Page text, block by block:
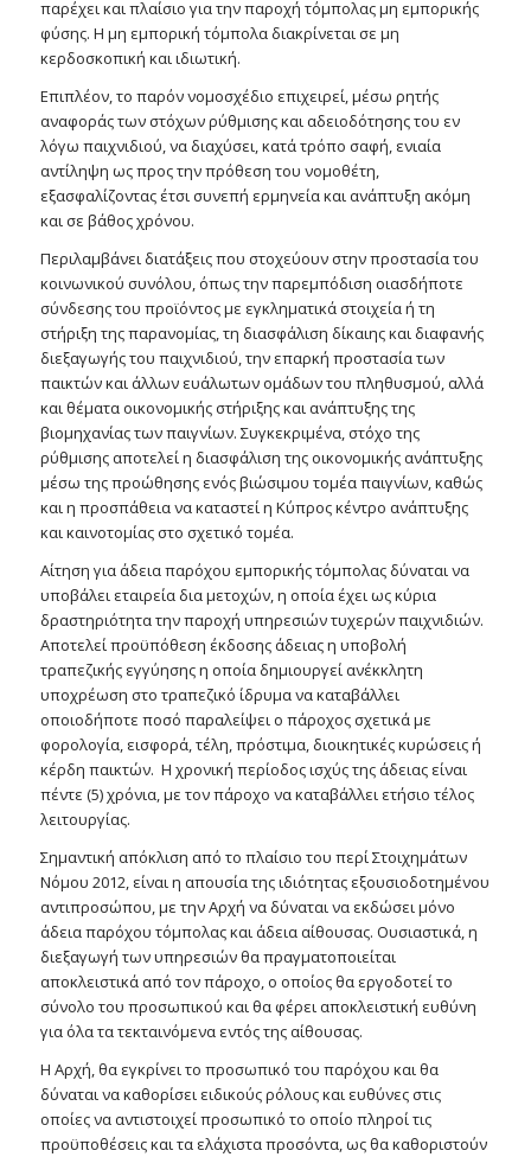
παρέχει και πλαίσιο για την παροχή τόμπολας μη εμπορικής
φύσης. Η μη εμπορική τόμπολα διακρίνεται σε μη
κερδοσκοπική και ιδιωτική.
Επιπλέον, το παρόν νομοσχέδιο επιχειρεί, μέσω ρητής
αναφοράς των στόχων ρύθμισης και αδειοδότησης του εν
λόγω παιχνιδιού, να διαχύσει, κατά τρόπο σαφή, ενιαία
αντίληψη ως προς την πρόθεση του νομοθέτη,
εξασφαλίζοντας έτσι συνεπή ερμηνεία και ανάπτυξη ακόμη
και σε βάθος χρόνου.
Περιλαμβάνει διατάξεις που στοχεύουν στην προστασία του
κοινωνικού συνόλου, όπως την παρεμπόδιση οιασδήποτε
σύνδεσης του προϊόντος με εγκληματικά στοιχεία ή τη
στήριξη της παρανομίας, τη διασφάλιση δίκαιης και διαφανής
διεξαγωγής του παιχνιδιού, την επαρκή προστασία των
παικτών και άλλων ευάλωτων ομάδων του πληθυσμού, αλλά
και θέματα οικονομικής στήριξης και ανάπτυξης της
βιομηχανίας των παιγνίων. Συγκεκριμένα, στόχο της
ρύθμισης αποτελεί η διασφάλιση της οικονομικής ανάπτυξης
μέσω της προώθησης ενός βιώσιμου τομέα παιγνίων, καθώς
και η προσπάθεια να καταστεί η Κύπρος κέντρο ανάπτυξης
και καινοτομίας στο σχετικό τομέα.
Αίτηση για άδεια παρόχου εμπορικής τόμπολας δύναται να
υποβάλει εταιρεία δια μετοχών, η οποία έχει ως κύρια
δραστηριότητα την παροχή υπηρεσιών τυχερών παιχνιδιών.
Αποτελεί προϋπόθεση έκδοσης άδειας η υποβολή
τραπεζικής εγγύησης η οποία δημιουργεί ανέκκλητη
υποχρέωση στο τραπεζικό ίδρυμα να καταβάλλει
οποιοδήποτε ποσό παραλείψει ο πάροχος σχετικά με
φορολογία, εισφορά, τέλη, πρόστιμα, διοικητικές κυρώσεις ή
κέρδη παικτών. Η χρονική περίοδος ισχύς της άδειας είναι
πέντε (5) χρόνια, με τον πάροχο να καταβάλλει ετήσιο τέλος
λειτουργίας.
Σημαντική απόκλιση από το πλαίσιο του περί Στοιχημάτων
Νόμου 2012, είναι η απουσία της ιδιότητας εξουσιοδοτημένου
αντιπροσώπου, με την Αρχή να δύναται να εκδώσει μόνο
άδεια παρόχου τόμπολας και άδεια αίθουσας. Ουσιαστικά, η
διεξαγωγή των υπηρεσιών θα πραγματοποιείται
αποκλειστικά από τον πάροχο, ο οποίος θα εργοδοτεί το
σύνολο του προσωπικού και θα φέρει αποκλειστική ευθύνη
για όλα τα τεκταινόμενα εντός της αίθουσας.
Η Αρχή, θα εγκρίνει το προσωπικό του παρόχου και θα
δύναται να καθορίσει ειδικούς ρόλους και ευθύνες στις
οποίες να αντιστοιχεί προσωπικό το οποίο πληροί τις
προϋποθέσεις και τα ελάχιστα προσόντα, ως θα καθοριστούν